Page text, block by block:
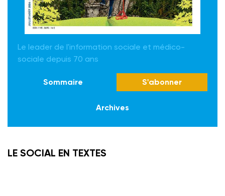
Le leader de l'information sociale et médico-
sociale depuis 70 ans
Sommaire S'abonner
Archives
LE SOCIAL EN TEXTES